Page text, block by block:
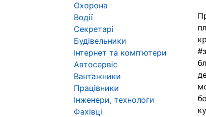
Охорона
Водії
Секретарі
Будівельники
Інтернет та комп'ютери
Автосервіс
Вантажники
Працівники
Інженери, технологи
Фахівці